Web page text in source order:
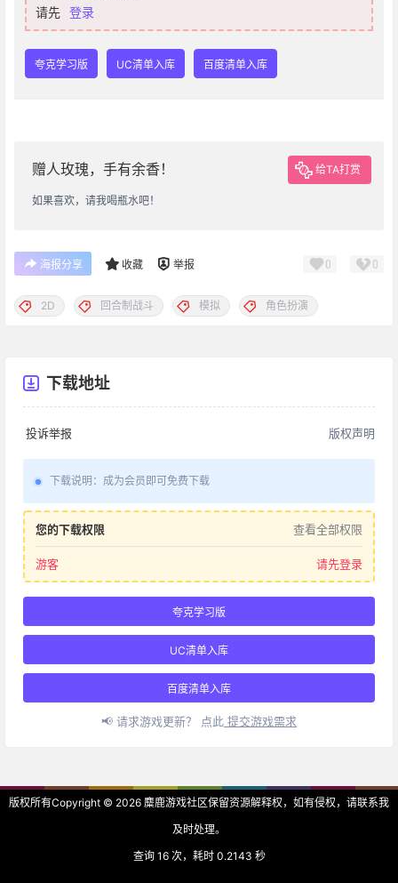
请先 登录
夸克学习版 UC清单入库 百度清单入库
赠人玫瑰，手有余香！ 给TA打赏
如果喜欢，请我喝瓶水吧！
海报分享 收藏 举报 0 0
2D 回合制战斗 模拟 角色扮演
下载地址
投诉举报 版权声明
下载说明 ： 成为会员即可免费下载
您的下载权限 查看全部权限
游客 请先登录
夸克学习版
UC清单入库
百度清单入库
📢 请求游戏更新？ 点此 提交游戏需求
版权所有Copyright © 2026 麋鹿游戏社区保留资源解释权，如有侵权，请联系我
及时处理。
查询 16 次，耗时 0.2143 秒